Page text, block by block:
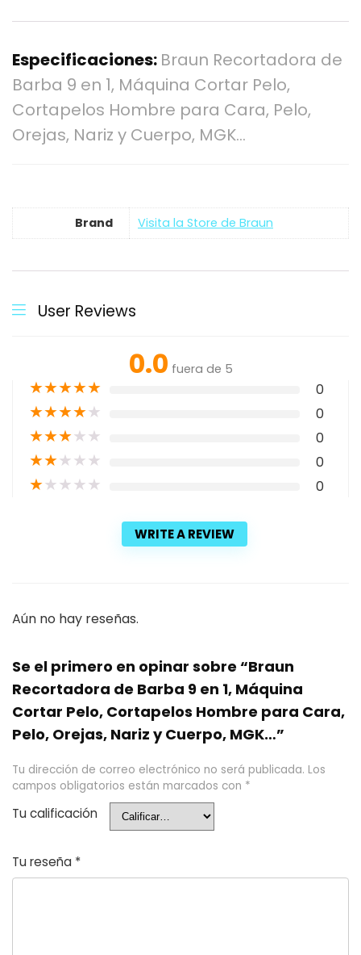
Especificaciones: Braun Recortadora de
Barba 9 en 1, Máquina Cortar Pelo,
Cortapelos Hombre para Cara, Pelo,
Orejas, Nariz y Cuerpo, MGK…
Brand Visita la Store de Braun
User Reviews
0.0 fuera de 5
★★★★★ 0
★★★★★ 0
★★★★★ 0
★★★★★ 0
★★★★★ 0
WRITE A REVIEW
Aún no hay reseñas.
Se el primero en opinar sobre “Braun
Recortadora de Barba 9 en 1, Máquina
Cortar Pelo, Cortapelos Hombre para Cara,
Pelo, Orejas, Nariz y Cuerpo, MGK…”
Tu dirección de correo electrónico no será publicada. Los
campos obligatorios están marcados con *
Tu calificación
Tu reseña *